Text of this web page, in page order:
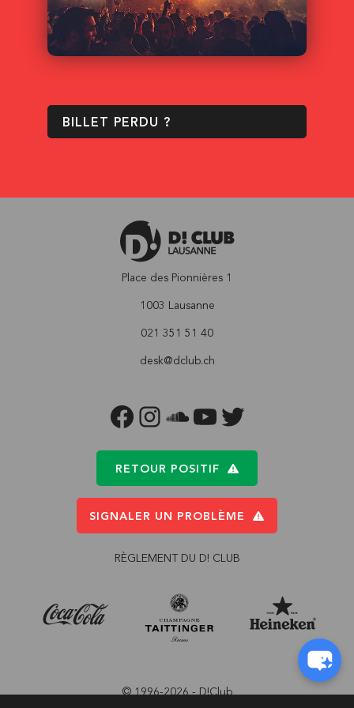
BILLET PERDU ?
Place des Pionnières 1
1003 Lausanne
021 351 51 40
desk@dclub.ch
FACEBOOKINSTAGRAM
SOUNDCLOUD
YOUTUBETWITTER
RETOUR POSITIF
SIGNALER UN PROBLÈME
RÈGLEMENT DU D! CLUB
© 1996-2026 - D!Club